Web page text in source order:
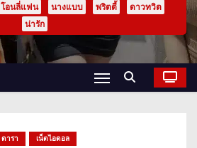
โอนลี่แฟน นางแบบ พริตตี้
ดาวทวิต
น่ารัก
ดารา เน็ตไอดอล